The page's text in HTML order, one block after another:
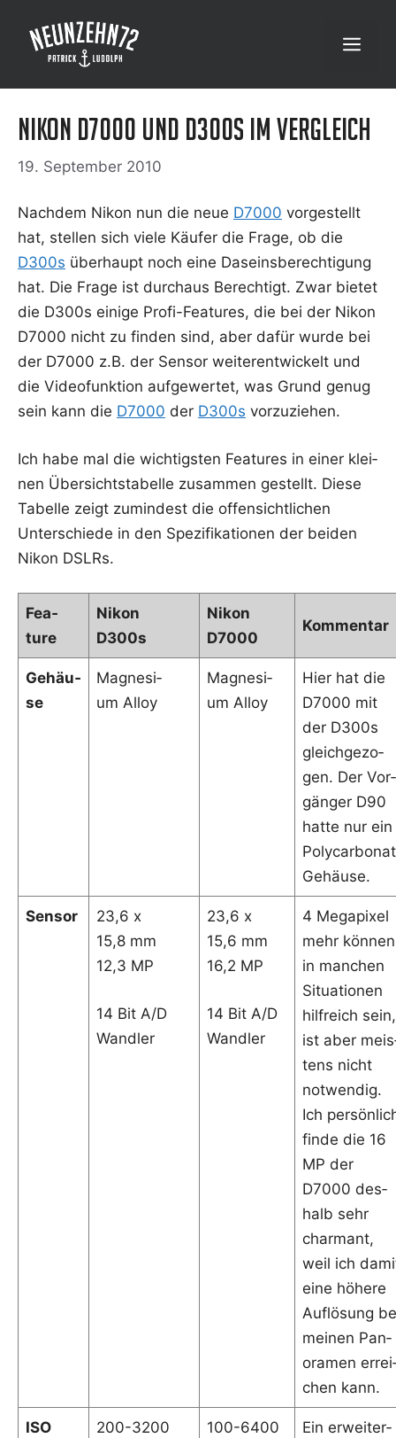
Inhalt
springen
Menü
Nikon D7000 und D300s im Vergleich
19. September 2010
Nach­dem Nikon nun die neue D7000 vor­ge­stellt
hat, stel­len sich vie­le Käu­fer die Fra­ge, ob die
D300s über­haupt noch eine Daseins­be­rech­ti­gung
hat. Die Fra­ge ist durch­aus Berech­tigt. Zwar bie­tet
die D300s eini­ge Pro­fi-Fea­tures, die bei der Nikon
D7000 nicht zu fin­den sind, aber dafür wur­de bei
der D7000 z.B. der Sen­sor wei­ter­ent­wi­ckelt und
die Video­funk­ti­on auf­ge­wer­tet, was Grund genug
sein kann die D7000 der D300s vorzuziehen.
Ich habe mal die wich­tigs­ten Fea­tures in einer klei­
nen Über­sichts­ta­bel­le zusam­men gestellt. Die­se
Tabel­le zeigt zumin­dest die offen­sicht­li­chen
Unter­schie­de in den Spe­zi­fi­ka­tio­nen der bei­den
Nikon DSLRs.
Fea­
ture
Nikon
D300s
Nikon
D7000
Kom­men­tar
Gehäu­
se
Magne­si­
um Alloy
Magne­si­
um Alloy
Hier hat die
D7000 mit
der D300s
gleich­ge­zo­
gen. Der Vor­
gän­ger D90
hat­te nur ein
Gehäuse.
Sen­sor
23,6 x
15,8 mm
12,3 MP
14 Bit A/D
Wandler
23,6 x
15,6 mm
16,2 MP
14 Bit A/D
Wandler
4 Mega­pi­xel
mehr kön­nen
in man­chen
Situa­tio­nen
hilf­reich sein,
ist aber
tens nicht
not­wen­dig.
Ich
fin­de die 16
MP der
D7000 des­
halb sehr
char­mant,
weil ich
eine höhe­re
Auf­lö­sung
mei­nen Pan­
ora­men
chen kann.
ISO 200-3200 100-6400
Ein erwei­ter­